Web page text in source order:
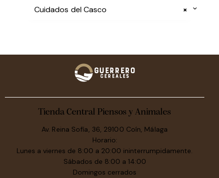
×
Cuidados del Casco
Tienda Central Piensos y Animales
Av. Reina Sofía, 36, 29100 Coín, Málaga
Horario:
Lunes a viernes de 8:00 a 20:00 ininterrumpidamente.
Sábados de 8:00 a 14:00
Domingos cerrados